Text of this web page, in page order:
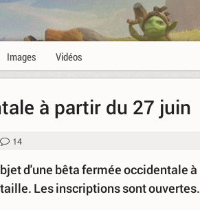
Images Vidéos
à partir du 27 juin
14
d'une bêta fermée occidentale à
Les inscriptions sont ouvertes.